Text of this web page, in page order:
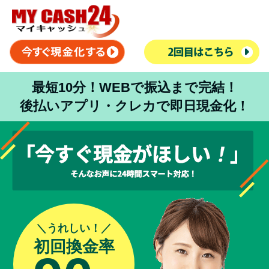
最短10分！WEBで振込まで完結！
後払いアプリ・クレカで即日現金化！
＼うれしい！／
初回換金率